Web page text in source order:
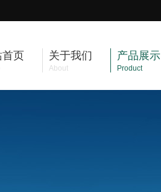
首页 关于我们
About
产品展示
Product